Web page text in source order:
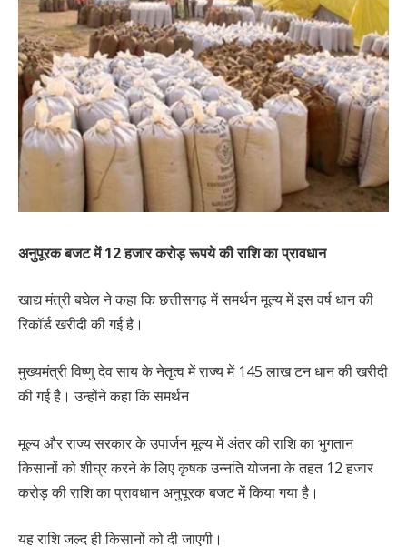
अनुपूरक बजट में 12 हजार करोड़ रूपये की राशि का प्रावधान
खाद्य मंत्री बघेल ने कहा कि छत्तीसगढ़ में समर्थन मूल्य में इस वर्ष धान की
रिकॉर्ड खरीदी की गई है।
मुख्यमंत्री विष्णु देव साय के नेतृत्व में राज्य में 145 लाख टन धान की खरीदी
की गई है। उन्होंने कहा कि समर्थन
मूल्य और राज्य सरकार के उपार्जन मूल्य में अंतर की राशि का भुगतान
किसानों को शीघ्र करने के लिए कृषक उन्नति योजना के तहत 12 हजार
करोड़ की राशि का प्रावधान अनुपूरक बजट में किया गया है।
यह राशि जल्द ही किसानों को दी जाएगी।